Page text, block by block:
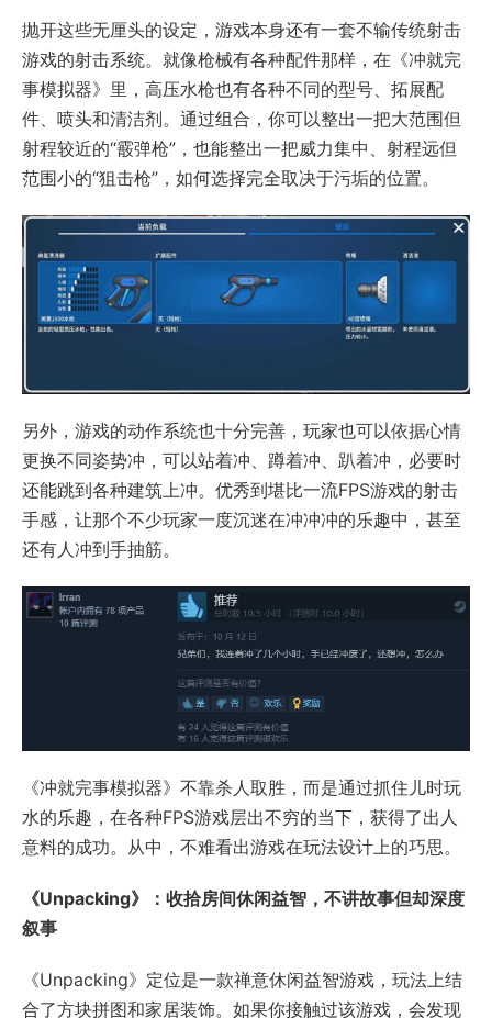
抛开这些无厘头的设定，游戏本身还有一套不输传统射击
游戏的射击系统。就像枪械有各种配件那样，在《冲就完
事模拟器》里，高压水枪也有各种不同的型号、拓展配
件、喷头和清洁剂。通过组合，你可以整出一把大范围但
射程较近的“霰弹枪”，也能整出一把威力集中、射程远但
范围小的“狙击枪”，如何选择完全取决于污垢的位置。
另外，游戏的动作系统也十分完善，玩家也可以依据心情
更换不同姿势冲，可以站着冲、蹲着冲、趴着冲，必要时
还能跳到各种建筑上冲。优秀到堪比一流FPS游戏的射击
手感，让那个不少玩家一度沉迷在冲冲冲的乐趣中，甚至
还有人冲到手抽筋。
《冲就完事模拟器》不靠杀人取胜，而是通过抓住儿时玩
水的乐趣，在各种FPS游戏层出不穷的当下，获得了出人
意料的成功。从中，不难看出游戏在玩法设计上的巧思。
《Unpacking》：收拾房间休闲益智，不讲故事但却深度
叙事
《Unpacking》定位是一款禅意休闲益智游戏，玩法上结
合了方块拼图和家居装饰。如果你接触过该游戏，会发现